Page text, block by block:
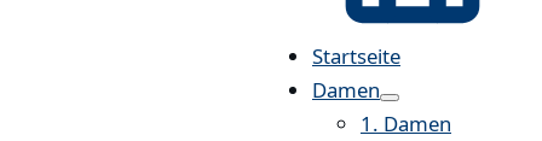
Startseite
Damen
1. Damen